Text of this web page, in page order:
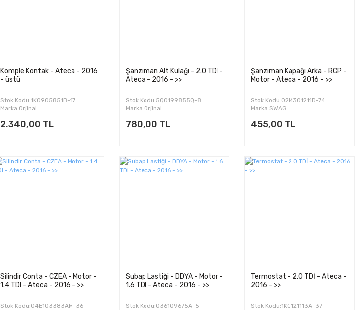
Komple Kontak - Ateca - 2016
- üstü
Stok Kodu:1K0905851B-17
Marka:Orjinal
2.340,00 TL
Şanzıman Alt Kulağı - 2.0 TDI -
Ateca - 2016 - >>
Stok Kodu:5Q0199855Q-8
Marka:Orjinal
780,00 TL
Şanzıman Kapağı Arka - RCP -
Motor - Ateca - 2016 - >>
Stok Kodu:02M301211D-74
Marka:SWAG
455,00 TL
Silindir Conta - CZEA - Motor -
1.4 TDI - Ateca - 2016 - >>
Stok Kodu:04E103383AM-36
Subap Lastiği - DDYA - Motor -
1.6 TDI - Ateca - 2016 - >>
Stok Kodu:036109675A-5
Termostat - 2.0 TDİ - Ateca -
2016 - >>
Stok Kodu:1K0121113A-37